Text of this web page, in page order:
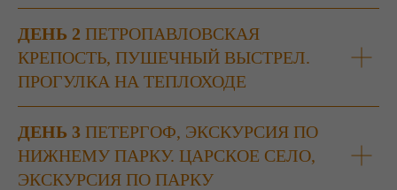
ДЕНЬ 2 ПЕТРОПАВЛОВСКАЯ
КРЕПОСТЬ, ПУШЕЧНЫЙ ВЫСТРЕЛ.
ПРОГУЛКА НА ТЕПЛОХОДЕ
ДЕНЬ 3 ПЕТЕРГОФ, ЭКСКУРСИЯ ПО
НИЖНЕМУ ПАРКУ. ЦАРСКОЕ СЕЛО,
ЭКСКУРСИЯ ПО ПАРКУ